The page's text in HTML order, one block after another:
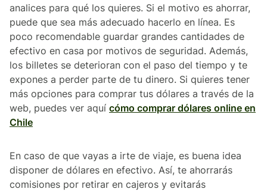
analices para qué los quieres. Si el motivo es ahorrar,
puede que sea más adecuado hacerlo en línea. Es
poco recomendable guardar grandes cantidades de
efectivo en casa por motivos de seguridad. Además,
los billetes se deterioran con el paso del tiempo y te
expones a perder parte de tu dinero. Si quieres tener
más opciones para comprar tus dólares a través de la
web, puedes ver aquí cómo comprar dólares online en
Chile
En caso de que vayas a irte de viaje, es buena idea
disponer de dólares en efectivo. Así, te ahorrarás
comisiones por retirar en cajeros y evitarás